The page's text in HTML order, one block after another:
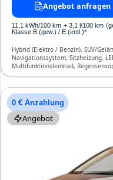
Angebot anfragen
11,1 kWh/100 km + 3,1 l/100 km
Klasse B (gew.) / E (entl.)*
Hybrid (Elektro / Benzin), SUV/
Navigationssystem, Sitzheizung,
Multifunktionslenkrad,
Start/Stopp-Automatik, Bluetooth,
0 € Anzahlung
Angebot